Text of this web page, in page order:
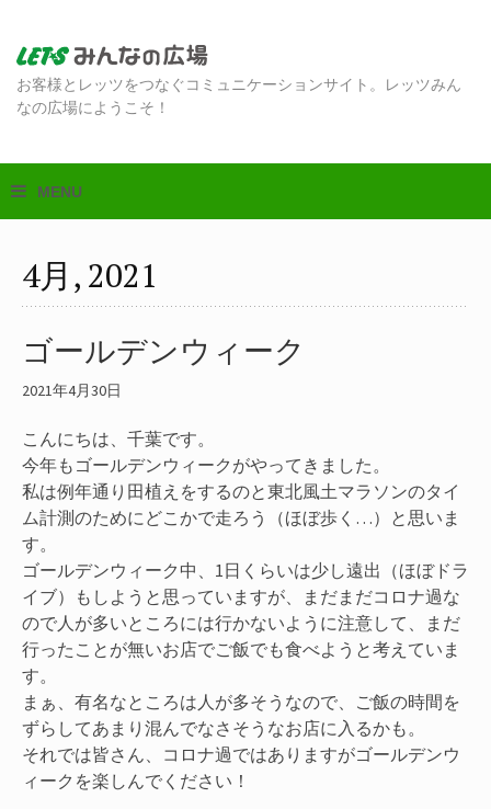
お客様とレッツをつなぐコミュニケーションサイト。レッツみん
なの広場にようこそ！
4月, 2021
ゴールデンウィーク
2021年4月30日
こんにちは、千葉です。
今年もゴールデンウィークがやってきました。
私は例年通り田植えをするのと東北風土マラソンのタイ
ム計測のためにどこかで走ろう（ほぼ歩く…）と思いま
す。
ゴールデンウィーク中、1日くらいは少し遠出（ほぼドラ
イブ）もしようと思っていますが、まだまだコロナ過な
ので人が多いところには行かないように注意して、まだ
行ったことが無いお店でご飯でも食べようと考えていま
す。
まぁ、有名なところは人が多そうなので、ご飯の時間を
ずらしてあまり混んでなさそうなお店に入るかも。
それでは皆さん、コロナ過ではありますがゴールデンウ
ィークを楽しんでください！